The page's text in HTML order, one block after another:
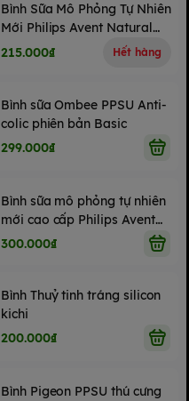
Bình Sữa Mô Phỏng Tự Nhiên
Mới Philips Avent Natural
Response 260ml
215.000₫ Hết hàng
Bình sữa Ombee PPSU Anti-
colic phiên bản Basic
299.000₫
Bình sữa mô phỏng tự nhiên
mới cao cấp Philips Avent
125ml
300.000₫
Bình Thuỷ tinh tráng silicon
kichi
200.000₫
Bình Pigeon PPSU thú cưng